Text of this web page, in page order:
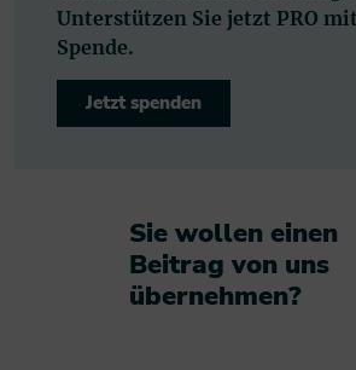
Unterstützen Sie jetzt PRO
Spende.
Jetzt spenden
Sie wollen einen
Beitrag von uns
übernehmen?​